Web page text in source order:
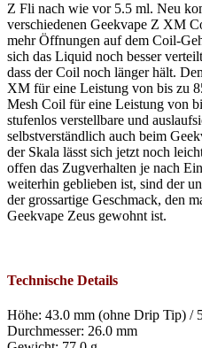
Z Fli nach wie vor 5.5 ml. Neu
verschiedenen Geekvape Z XM
mehr Öffnungen auf dem Coil-
sich das Liquid noch besser
dass der Coil noch länger hält.
XM für eine Leistung von bis zu
Mesh Coil für eine Leistung von
stufenlos verstellbare und
selbstverständlich auch beim
der Skala lässt sich jetzt noch
offen das Zugverhalten je nach
weiterhin geblieben ist, sind der
der grossartige Geschmack, den
Geekvape Zeus gewohnt ist.
Technische Details
Höhe: 43.0 mm (ohne Drip Tip) /
Durchmesser: 26.0 mm